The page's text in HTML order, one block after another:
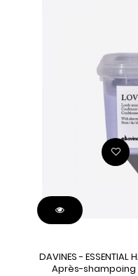
DAVINES - ESSENTIAL
Après-shampoing